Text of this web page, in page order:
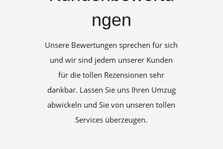
ngen
Unsere Bewertungen sprechen für sich
und wir sind jedem unserer Kunden
für die tollen Rezensionen sehr
dankbar. Lassen Sie uns Ihren Umzug
abwickeln und Sie von unseren tollen
Services überzeugen.